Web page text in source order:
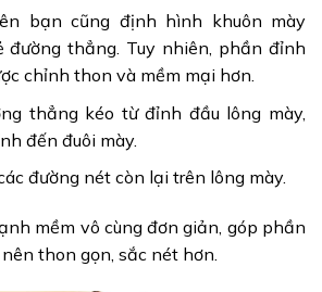
bạn cũng định hình khuôn mày
đường thẳng. Tuy nhiên, phần đỉnh
chỉnh thon và mềm mại hơn.
thẳng kéo từ đỉnh đầu lông mày,
đến đuôi mày.
đường nét còn lại trên lông mày.
mềm vô cùng đơn giản, góp phần
thon gọn, sắc nét hơn.